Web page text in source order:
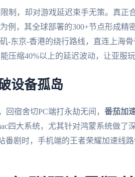
制，却对游戏延迟束手无策。真正
为例，其全球部署的300+节点形成精
-东京-香港的绕行路线，直连上海
压缩40%以上的延迟波动，让亚服
设备孤岛
回宿舍切PC端打永劫无间， 番茄加
四大系统，尤其针对鸿蒙系统做
番剧时，手机端的王者荣耀加速线